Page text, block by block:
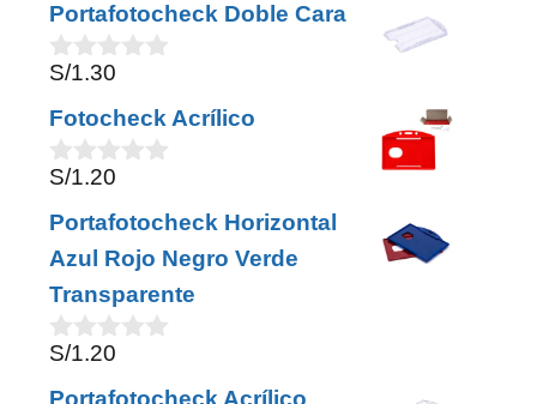
u
t
o
f
5
Portafotocheck Doble Cara
0
u
t
o
f
5
S/1.30
Fotocheck Acrílico
0
u
t
o
f
5
S/1.20
Portafotocheck Horizontal
Azul Rojo Negro Verde
Transparente
0
S/1.20
Portafotocheck Acrílico